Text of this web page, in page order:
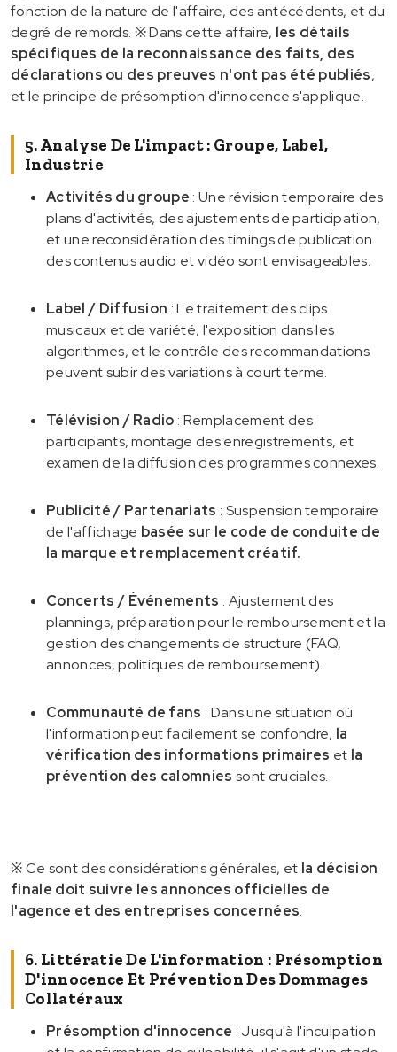
fonction de la nature de l'affaire, des antécédents, et du
degré de remords. ※ Dans cette affaire, les détails
spécifiques de la reconnaissance des faits, des
déclarations ou des preuves n'ont pas été publiés,
et le principe de présomption d'innocence s'applique.
5. Analyse De L'impact : Groupe, Label,
Industrie
Activités du groupe : Une révision temporaire des
plans d'activités, des ajustements de participation,
et une reconsidération des timings de publication
des contenus audio et vidéo sont envisageables.
Label / Diffusion : Le traitement des clips
musicaux et de variété, l'exposition dans les
algorithmes, et le contrôle des recommandations
peuvent subir des variations à court terme.
Télévision / Radio : Remplacement des
participants, montage des enregistrements, et
examen de la diffusion des programmes connexes.
Publicité / Partenariats : Suspension temporaire
de l'affichage basée sur le code de conduite de
la marque et remplacement créatif.
Concerts / Événements : Ajustement des
plannings, préparation pour le remboursement et la
gestion des changements de structure (FAQ,
annonces, politiques de remboursement).
Communauté de fans : Dans une situation où
l'information peut facilement se confondre, la
vérification des informations primaires et la
prévention des calomnies sont cruciales.
※ Ce sont des considérations générales, et la décision
finale doit suivre les annonces officielles de
l'agence et des entreprises concernées.
6. Littératie De L'information : Présomption
D'innocence Et Prévention Des Dommages
Collatéraux
Présomption d'innocence : Jusqu'à l'inculpation